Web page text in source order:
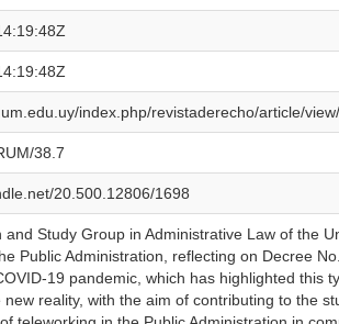
index.php/revistaderecho/article/
38.7
20.500.12806/1698
and Study Group in Administrative Law of the
Public Administration, reflecting on Decree
19 pandemic, which has highlighted this
reality, with the aim of contributing to the